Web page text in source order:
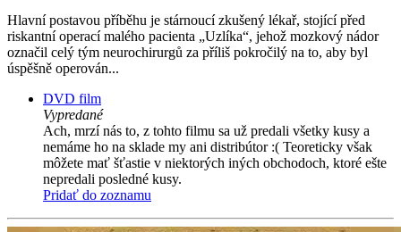
Hlavní postavou příběhu je stárnoucí zkušený lékař, stojící před
riskantní operací malého pacienta „Uzlíka“, jehož mozkový nádor
označil celý tým neurochirurgů za příliš pokročilý na to, aby byl
úspěšně operován...
DVD film
Vypredané
Ach, mrzí nás to, z tohto filmu sa už predali všetky kusy a
nemáme ho na sklade my ani distribútor :( Teoreticky však
môžete mať šťastie v niektorých iných obchodoch, ktoré ešte
nepredali posledné kusy.
Pridať do zoznamu